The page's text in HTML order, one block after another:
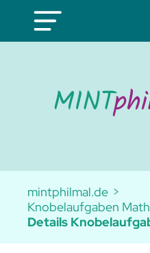
mintphilmal.de
Knobelaufgaben
Details